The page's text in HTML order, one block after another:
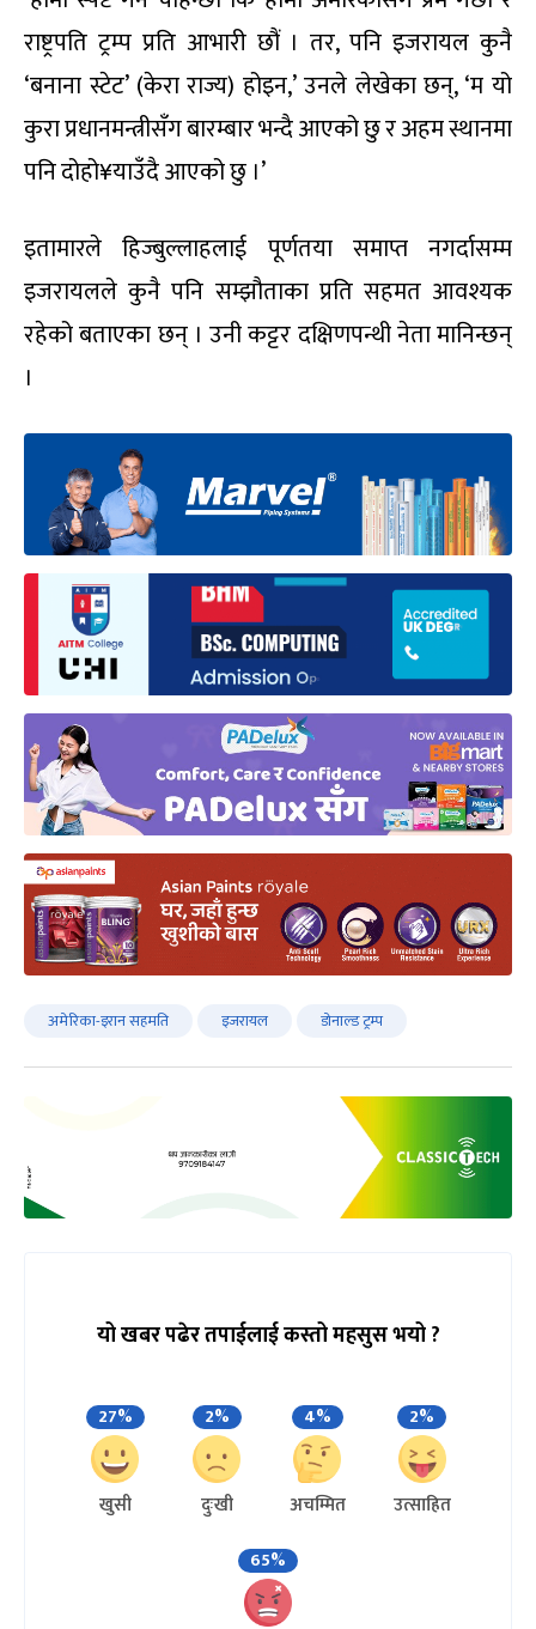
राष्ट्रपति ट्रम्प प्रति आभारी छौं । तर, पनि इजरायल कुनै
‘बनाना स्टेट’ (केरा राज्य) होइन,’ उनले लेखेका छन्, ‘म यो
कुरा प्रधानमन्त्रीसँग बारम्बार भन्दै आएको छु र अहम स्थानमा
पनि दोहो¥याउँदै आएको छु ।’
इतामारले हिज्बुल्लाहलाई पूर्णतया समाप्त नगर्दासम्म
इजरायलले कुनै पनि सम्झौताका प्रति सहमत आवश्यक
रहेको बताएका छन् । उनी कट्टर दक्षिणपन्थी नेता मानिन्छन्
।
अमेरिका-इरान सहमति इजरायल डोनाल्ड ट्रम्प
यो खबर पढेर तपाईलाई कस्तो महसुस भयो ?
27%
खुसी
2%
दुःखी
4%
अचम्मित
2%
उत्साहित
65%